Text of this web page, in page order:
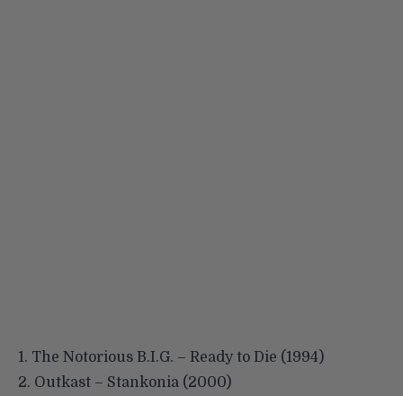
1. The Notorious B.I.G. – Ready to Die (1994)
2. Outkast – Stankonia (2000)